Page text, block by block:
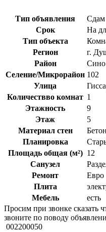
Тип объявления
Сдам
Срок
На
Тип объекта
Регион
г.
Район
Сино
Селение/Микрорайон 102
Улица
Количествво комнат 1
Этажность
9
Этаж
5
Материал стен
Бетон
Планировка
Площадь общая (м²) 12
Санузел
Ремонт
Евро
Плита
Мебель
есть
Просим при звонке сказать
звоните по поводу
002200050